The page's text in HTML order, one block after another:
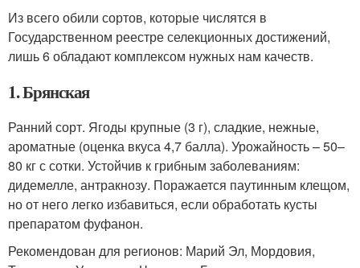
Из всего обили сортов, которые числятся в
Государственном реестре селекционных достижений,
лишь 6 обладают комплексом нужных нам качеств.
1. Брянская
Ранний сорт. Ягоды крупные (3 г), сладкие, нежные,
ароматные (оценка вкуса 4,7 балла). Урожайность – 50–
80 кг с сотки. Устойчив к грибным заболеваниям:
дидемелле, антракнозу. Поражается паутинным клещом,
но от него легко избавиться, если обработать кусты
препаратом фуфанон.
Рекомендован для регионов: Марий Эл, Мордовия,